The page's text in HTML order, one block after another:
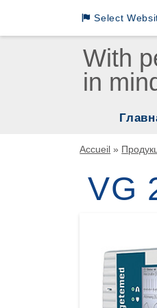
Select
Loewenstein
LM German
LM INTL
LM INTL
With
in
Accueil »
VG